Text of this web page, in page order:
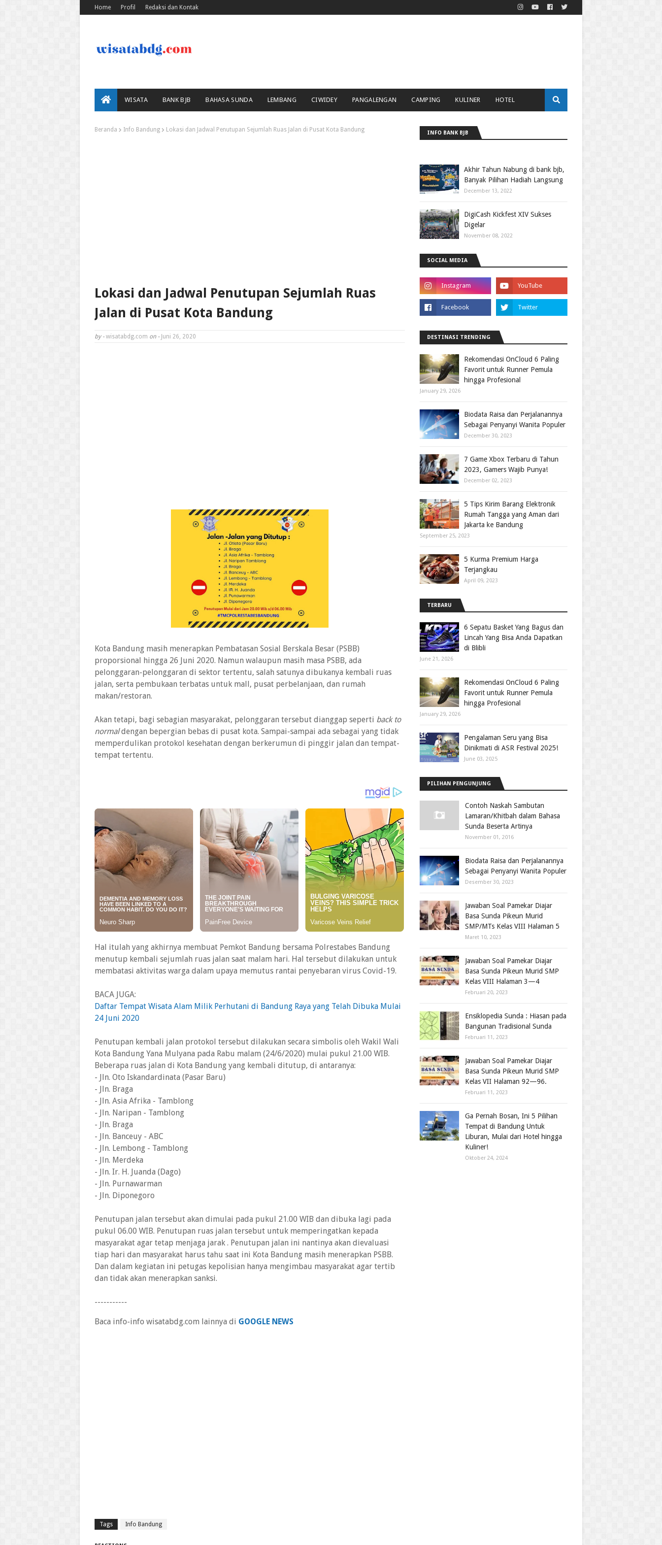
Home Profil Redaksi dan Kontak
WISATA BANK BJB BAHASA SUNDA LEMBANG CIWIDEY PANGALENGAN CAMPING KULINER HOTEL
Beranda Info Bandung Lokasi dan Jadwal Penutupan Sejumlah Ruas Jalan di Pusat Kota Bandung
Lokasi dan Jadwal Penutupan Sejumlah Ruas
Jalan di Pusat Kota Bandung
by - wisatabdg.com on - Juni 26, 2020
Kota Bandung masih menerapkan Pembatasan Sosial Berskala Besar (PSBB)
proporsional hingga 26 Juni 2020. Namun walaupun masih masa PSBB, ada
pelonggaran-pelonggaran di sektor tertentu, salah satunya dibukanya kembali ruas
jalan, serta pembukaan terbatas untuk mall, pusat perbelanjaan, dan rumah
makan/restoran.
Akan tetapi, bagi sebagian masyarakat, pelonggaran tersebut dianggap seperti back to
normaldengan bepergian bebas di pusat kota. Sampai-sampai ada sebagai yang tidak
memperdulikan protokol kesehatan dengan berkerumun di pinggir jalan dan tempat-
tempat tertentu.
Hal itulah yang akhirnya membuat Pemkot Bandung bersama Polrestabes Bandung
menutup kembali sejumlah ruas jalan saat malam hari. Hal tersebut dilakukan untuk
membatasi aktivitas warga dalam upaya memutus rantai penyebaran virus Covid-19.
BACA JUGA:
Daftar Tempat Wisata Alam Milik Perhutani di Bandung Raya yang Telah Dibuka Mulai
24 Juni 2020
Penutupan kembali jalan protokol tersebut dilakukan secara simbolis oleh Wakil Wali
Kota Bandung Yana Mulyana pada Rabu malam (24/6/2020) mulai pukul 21.00 WIB.
Beberapa ruas jalan di Kota Bandung yang kembali ditutup, di antaranya:
- Jln. Oto Iskandardinata (Pasar Baru)
- Jln. Braga
- Jln. Asia Afrika - Tamblong
- Jln. Naripan - Tamblong
- Jln. Braga
- Jln. Banceuy - ABC
- Jln. Lembong - Tamblong
- Jln. Merdeka
- Jln. Ir. H. Juanda (Dago)
- Jln. Purnawarman
- Jln. Diponegoro
Penutupan jalan tersebut akan dimulai pada pukul 21.00 WIB dan dibuka lagi pada
pukul 06.00 WIB. Penutupan ruas jalan tersebut untuk memperingatkan kepada
masyarakat agar tetap menjaga jarak . Penutupan jalan ini nantinya akan dievaluasi
tiap hari dan masyarakat harus tahu saat ini Kota Bandung masih menerapkan PSBB.
Dan dalam kegiatan ini petugas kepolisian hanya mengimbau masyarakat agar tertib
dan tidak akan menerapkan sanksi.
-----------
Baca info-info wisatabdg.com lainnya di GOOGLE NEWS
Tags Info Bandung
INFO BANK BJB
Akhir Tahun Nabung di bank bjb,
Banyak Pilihan Hadiah Langsung
December 13, 2022
DigiCash Kickfest XIV Sukses
Digelar
November 08, 2022
SOCIAL MEDIA
DESTINASI TRENDING
Rekomendasi OnCloud 6 Paling
Favorit untuk Runner Pemula
hingga Profesional
January 29, 2026
Biodata Raisa dan Perjalanannya
Sebagai Penyanyi Wanita Populer
December 30, 2023
7 Game Xbox Terbaru di Tahun
2023, Gamers Wajib Punya!
December 02, 2023
5 Tips Kirim Barang Elektronik
Rumah Tangga yang Aman dari
Jakarta ke Bandung
September 25, 2023
5 Kurma Premium Harga
Terjangkau
April 09, 2023
TERBARU
6 Sepatu Basket Yang Bagus dan
Lincah Yang Bisa Anda Dapatkan
di Blibli
June 21, 2026
Rekomendasi OnCloud 6 Paling
Favorit untuk Runner Pemula
hingga Profesional
January 29, 2026
Pengalaman Seru yang Bisa
Dinikmati di ASR Festival 2025!
June 03, 2025
PILIHAN PENGUNJUNG
Contoh Naskah Sambutan
Lamaran/Khitbah dalam Bahasa
Sunda Beserta Artinya
November 01, 2016
Biodata Raisa dan Perjalanannya
Sebagai Penyanyi Wanita Populer
Desember 30, 2023
Jawaban Soal Pamekar Diajar
Basa Sunda Pikeun Murid
SMP/MTs Kelas VIII Halaman 5
Maret 10, 2023
Jawaban Soal Pamekar Diajar
Basa Sunda Pikeun Murid SMP
Kelas VIII Halaman 3—4
Februari 20, 2023
Ensiklopedia Sunda : Hiasan pada
Bangunan Tradisional Sunda
Februari 11, 2023
Jawaban Soal Pamekar Diajar
Basa Sunda Pikeun Murid SMP
Kelas VII Halaman 92—96.
Februari 11, 2023
Ga Pernah Bosan, Ini 5 Pilihan
Tempat di Bandung Untuk
Liburan, Mulai dari Hotel hingga
Kuliner!
Oktober 24, 2024